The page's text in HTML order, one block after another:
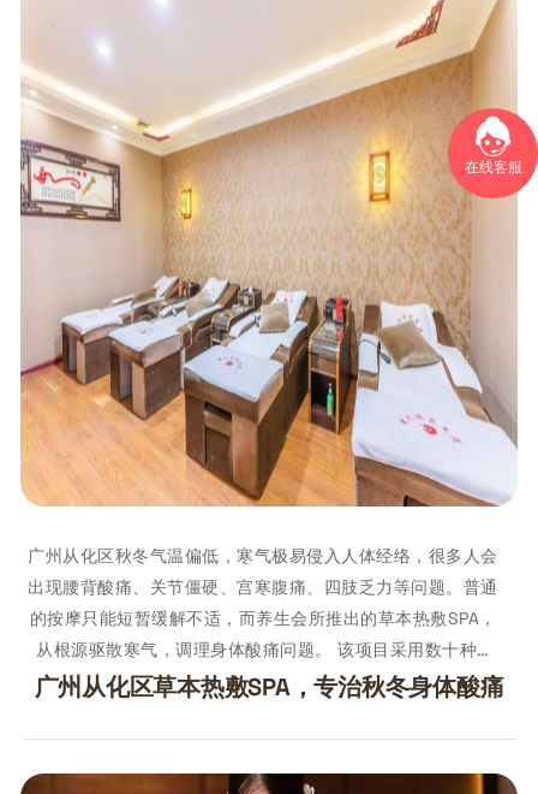
在线客服
广州从化区秋冬气温偏低，寒气极易侵入人体经络，很多人会
出现腰背酸痛、关节僵硬、宫寒腹痛、四肢乏力等问题。普通
的按摩只能短暂缓解不适，而养生会所推出的草本热敷SPA，
从根源驱散寒气，调理身体酸痛问题。 该项目采用数十种…
广州从化区草本热敷SPA，专治秋冬身体酸痛